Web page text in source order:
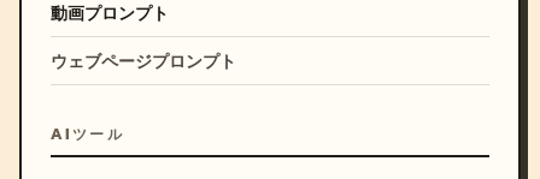
動画プロンプト
ウェブページプロンプト
AIツール